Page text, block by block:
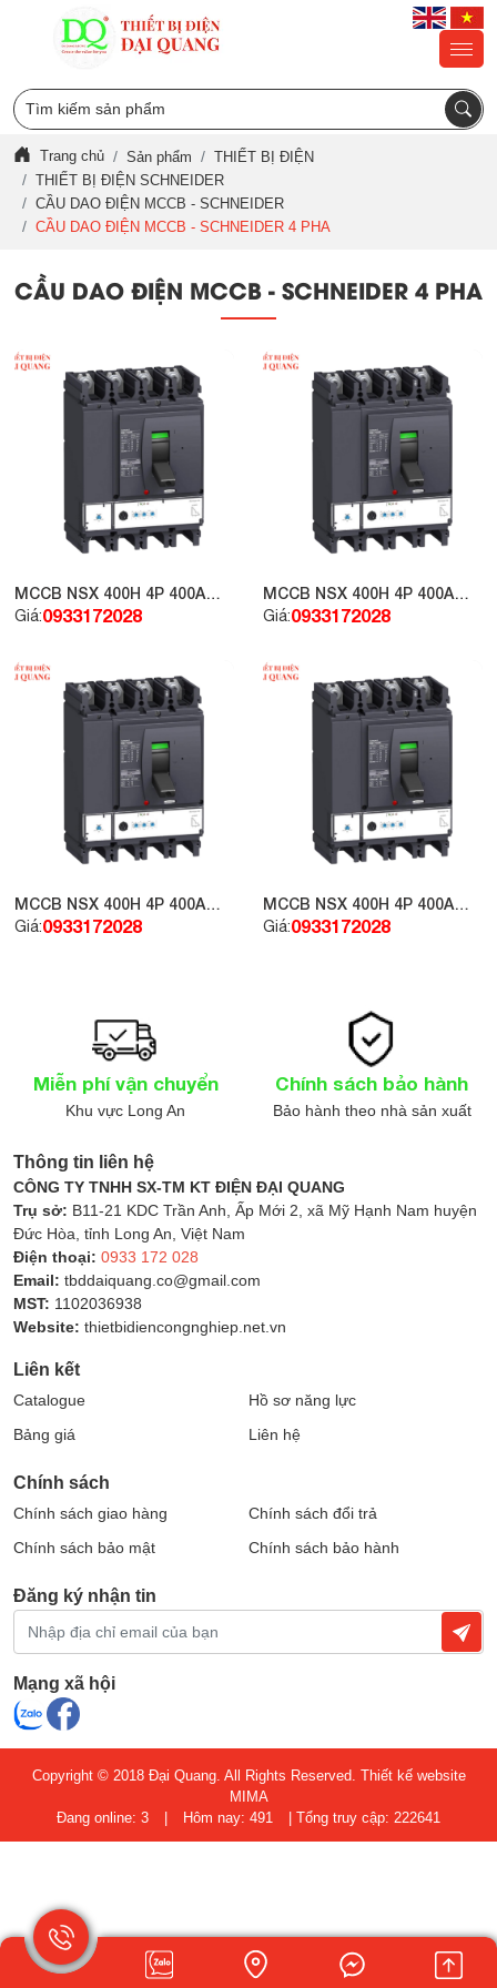
Trang chủ Sản phẩm
THIẾT BỊ ĐIỆN
THIẾT BỊ ĐIỆN SCHNEIDER
CẦU DAO ĐIỆN MCCB - SCHNEIDER
CẦU DAO ĐIỆN MCCB - SCHNEIDER 4 PHA
CẦU DAO ĐIỆN MCCB - SCHNEIDER 4 PHA
MCCB NSX 400H 4P 400A
70kA 415V LV432896
Giá:0933172028
MCCB NSX 400H 4P 400A
70kA 415V LV432694
Giá:0933172028
MCCB NSX 400H 4P 400A
70kA 415V LV432877
Giá:0933172028
MCCB NSX 400H 4P 400A
70kA 415V LV432696
Giá:0933172028
Miễn phí vận chuyển
Khu vực Long An
Chính sách bảo hành
Bảo hành theo nhà sản xuất
Thông tin liên hệ
CÔNG TY TNHH SX-TM KT ĐIỆN ĐẠI QUANG
Trụ sở: B11-21 KDC Trần Anh, Ấp Mới 2, xã Mỹ Hạnh Nam huyện
Đức Hòa, tỉnh Long An, Việt Nam
Điện thoại: 0933 172 028
Email: tbddaiquang.co@gmail.com
MST: 1102036938
Website: thietbidiencongnghiep.net.vn
Liên kết
Catalogue
Hồ sơ năng lực
Bảng giá
Liên hệ
Chính sách
Chính sách giao hàng
Chính sách đổi trả
Chính sách bảo mật
Chính sách bảo hành
Đăng ký nhận tin
Mạng xã hội
Copyright © 2018 Đại Quang. All Rights Reserved. Thiết kế website
MIMA
Đang online: 3
Hôm nay: 491 Tổng truy cập: 222641